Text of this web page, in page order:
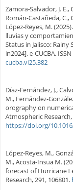
Zamora-Salvador, J. E.,
Román-Castañeda, C.,
López-Reyes, M.
lluvias y
Status in Jalisco:
in2024]. e-CUCBA.
cucba.vi25.382
Díaz-Fernández, J.,
M., Fernández-
orography on
Atmospheric Research,
https://doi.org/
López-Reyes, M.,
M., Acosta-Insua M.
forecast of Hurricane
Research, 291, 106801.